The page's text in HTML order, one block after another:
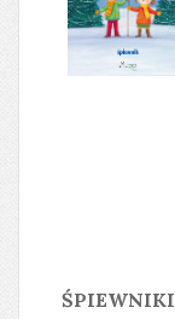
ŚPIEWNIKI